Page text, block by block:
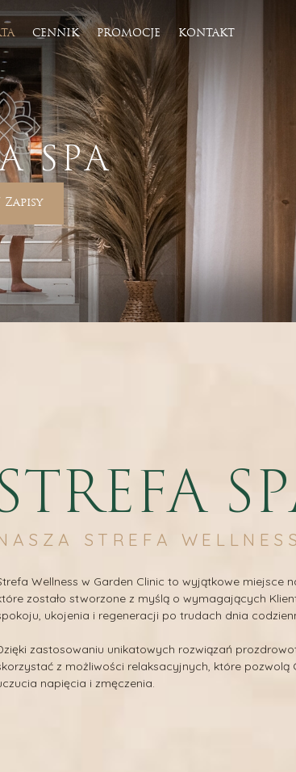
Fizjoterapia
Osteopatia
Konsultacja fizjoterapeutyczna
Fizjoterapia uroginekologiczna
Rehabilitacja i trening kobiet w ciąży
Rehabilitacja w bólach kręgosłupa
Rehabilitacja w basenie
Rehabilitacja przedoperacyjna/pooperacyjna
Rehabilitacja ortopedyczna
Rehabilitacja neurologiczna
Rehabilitacja sportowa
Profilaktyka i trening medyczny
CENNIK PROMOCJE KONTAKT
SPA
STREFA
Wellness w Garden Clinic to wyjątkowe miejsce
zostało stworzone z myślą o wymagających
ukojenia i regeneracji po trudach dnia
zastosowaniu unikatowych rozwiązań
z możliwości relaksacyjnych, które pozwolą
napięcia i zmęczenia.